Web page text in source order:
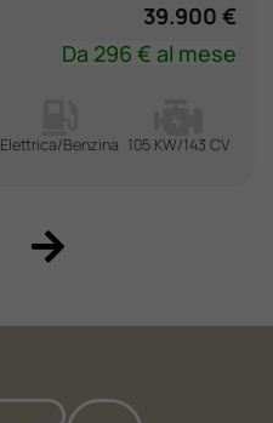
39.900 €
Da 296 € al mese
Elettrica/Benzina 105 KW/143 CV